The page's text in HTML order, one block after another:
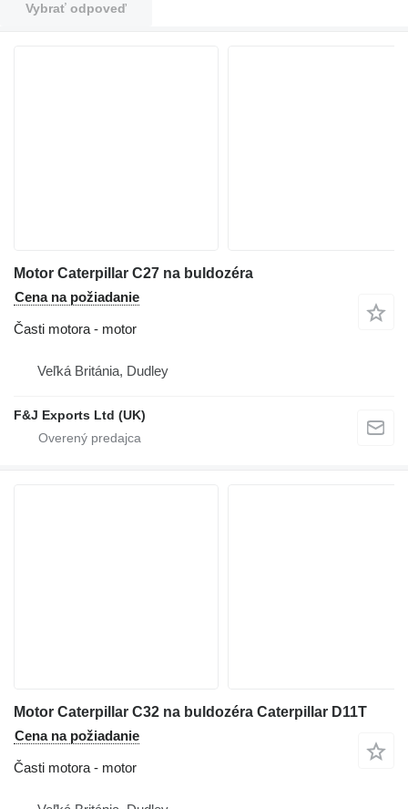
Vybrať odpoveď
Motor Caterpillar C27 na buldozéra
Cena na požiadanie
Časti motora - motor
Veľká Británia, Dudley
F&J Exports Ltd (UK)
Motor Caterpillar C32 na buldozéra Caterpillar D11T
Cena na požiadanie
Časti motora - motor